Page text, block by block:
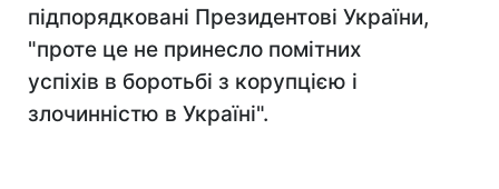
підпорядковані Президентові України,
"проте це не принесло помітних
успіхів в боротьбі з корупцією і
злочинністю в Україні".